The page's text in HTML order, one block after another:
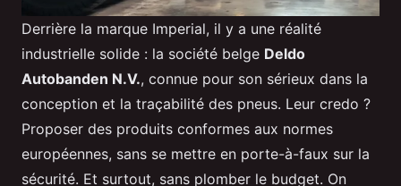
Derrière la marque Imperial, il y a une réalité
industrielle solide : la société belge Deldo
Autobanden N.V., connue pour son sérieux dans la
conception et la traçabilité des pneus. Leur credo ?
Proposer des produits conformes aux normes
européennes, sans se mettre en porte-à-faux sur la
sécurité. Et surtout, sans plomber le budget. On